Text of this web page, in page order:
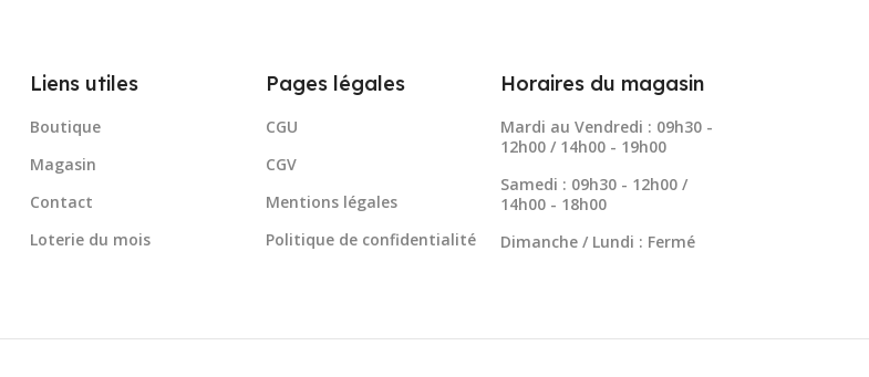
Liens utiles
Boutique
Magasin
Contact
Loterie du mois
Pages légales
CGU
CGV
Mentions légales
Politique de confidentialité
Horaires du magasin
Mardi au Vendredi : 09h30 -
12h00 / 14h00 - 19h00
Samedi : 09h30 - 12h00 /
14h00 - 18h00
Dimanche / Lundi : Fermé